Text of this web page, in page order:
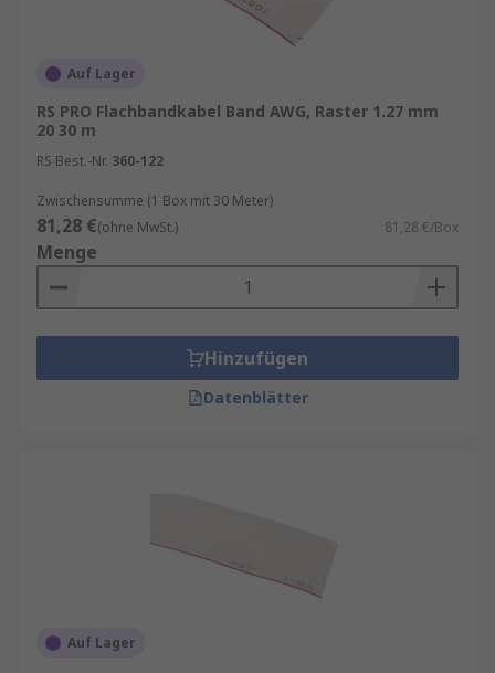
Auf Lager
RS PRO Flachbandkabel Band AWG, Raster 1.27 mm
20 30 m
RS Best.-Nr. 360-122
Zwischensumme (1 Box mit 30 Meter)
81,28 €(ohne MwSt.) 81,28 €/Box
Menge
Hinzufügen
Datenblätter
Auf Lager